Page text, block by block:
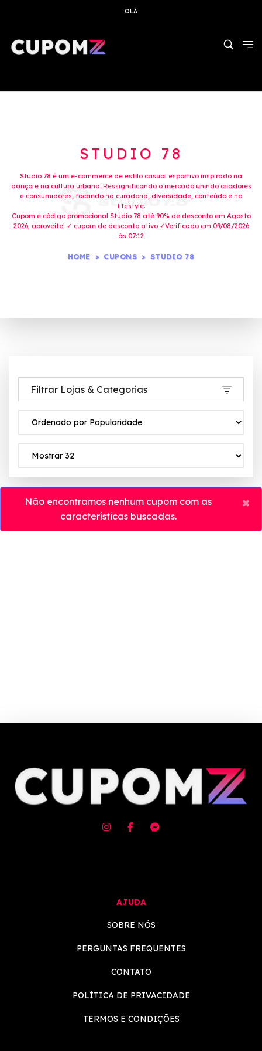
OLÁ
STUDIO 78
Studio 78 é um e-commerce de estilo casual esportivo inspirado na
dança e na cultura urbana. Ressignificando o mercado unindo criadores
e consumidores, focando na curadoria, diversidade, conteúdo e no
lifestyle.
Cupom e código promocional Studio 78 até 90% de desconto em Agosto
2026, aproveite! ✓ cupom de desconto ativo ✓Verificado em 09/08/2026
às 07:12
HOME CUPONS STUDIO 78
Filtrar Lojas & Categorias
Não encontramos nenhum cupom com as
características buscadas.
×
AJUDA
SOBRE NÓS
PERGUNTAS FREQUENTES
CONTATO
POLÍTICA DE PRIVACIDADE
TERMOS E CONDIÇÕES